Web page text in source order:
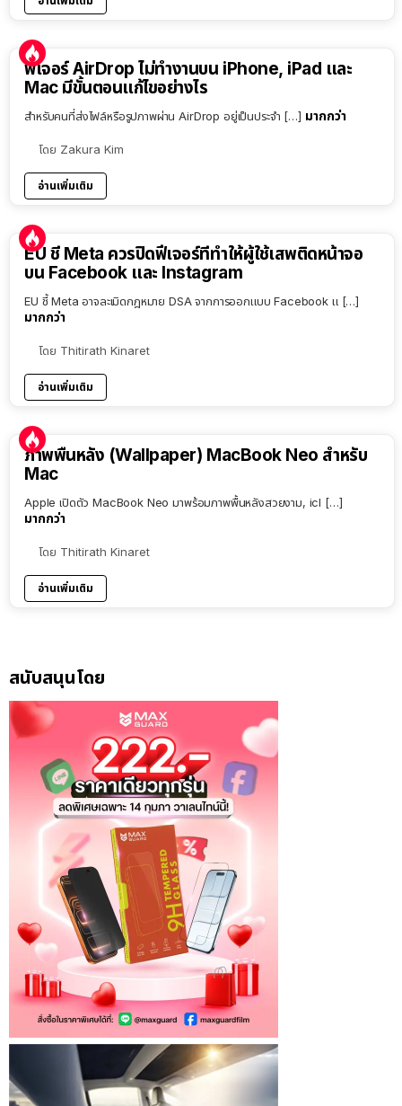
ฟีเจอร์ AirDrop ไม่ทำงานบน iPhone, iPad และ
Mac มีขั้นตอนแก้ไขอย่างไร
สำหรับคนที่ส่งไฟล์หรือรูปภาพผ่าน AirDrop อยู่เป็นประจำ […] มากกว่า
โดย Zakura Kim
อ่านเพิ่มเติม
EU ชี้ Meta ควรปิดฟีเจอร์ที่ทำให้ผู้ใช้เสพติดหน้าจอ
บน Facebook และ Instagram
EU ชี้ Meta อาจละเมิดกฎหมาย DSA จากการออกแบบ Facebook แ […]
มากกว่า
โดย Thitirath Kinaret
อ่านเพิ่มเติม
ภาพพื้นหลัง (Wallpaper) MacBook Neo สำหรับ
Mac
Apple เปิดตัว MacBook Neo มาพร้อมภาพพื้นหลังสวยงาม, icl […]
มากกว่า
โดย Thitirath Kinaret
อ่านเพิ่มเติม
สนับสนุนโดย